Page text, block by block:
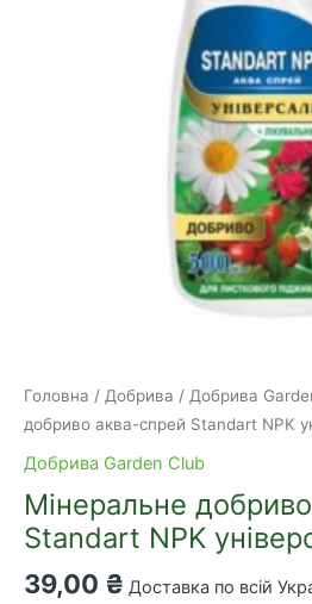
Головна / Добрива / Добрива
добриво аква-спрей Standart NPK
Добрива Garden Club
Мінеральне
Standart NPK
39,00 ₴ Доставка по всій